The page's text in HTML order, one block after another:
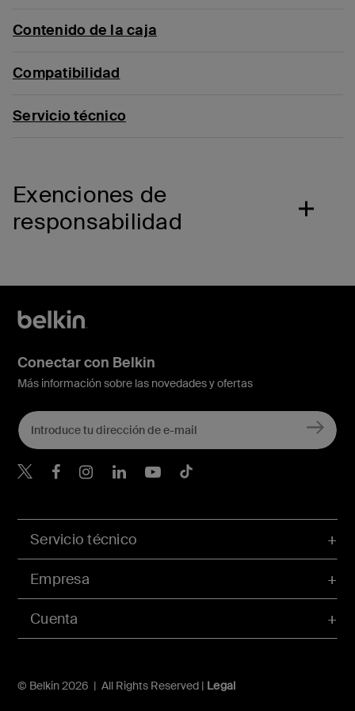
Contenido de la caja
Compatibilidad
Servicio técnico
Exenciones de
responsabilidad
Cuenta
Servicio técnico
Empresa
© Belkin 2026 | All Rights Reserved | Legal
Conectar con Belkin
Más información sobre las novedades y ofertas
Belkin Twitter